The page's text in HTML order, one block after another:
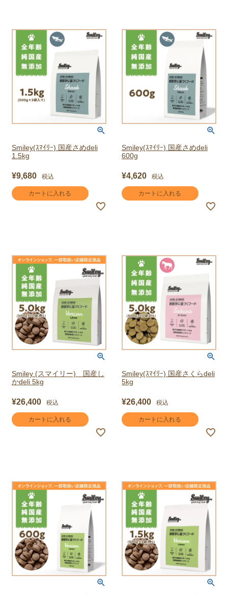
Smiley(ｽﾏｲﾘｰ) 国産さめdeli
1.5kg
¥9,680 税込
カートに入れる
Smiley(ｽﾏｲﾘｰ) 国産さめdeli
600g
¥4,620 税込
カートに入れる
Smiley (スマイリー) 国産し
かdeli 5kg
¥26,400 税込
カートに入れる
Smiley(ｽﾏｲﾘｰ) 国産さくらdeli
5kg
¥26,400 税込
カートに入れる